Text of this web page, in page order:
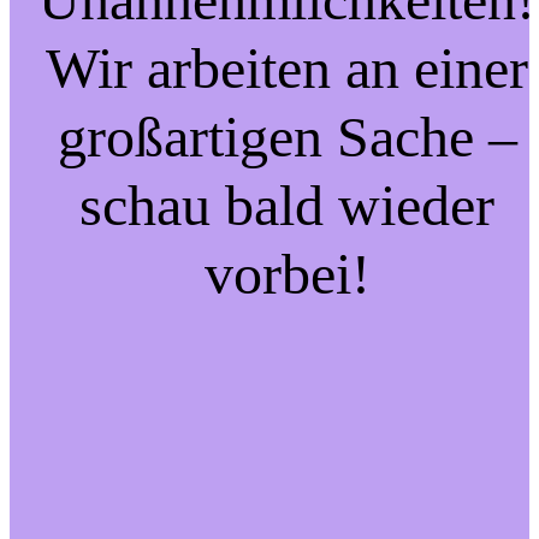
Wir arbeiten an einer
großartigen Sache –
schau bald wieder
vorbei!